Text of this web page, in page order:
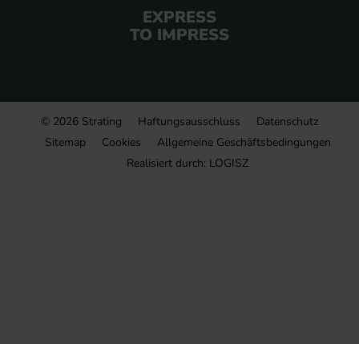
EXPRESS
TO IMPRESS
© 2026 Strating Haftungsausschluss
Datenschutz
Sitemap
Cookies
Allgemeine Geschäftsbedingungen
Realisiert durch: LOGISZ